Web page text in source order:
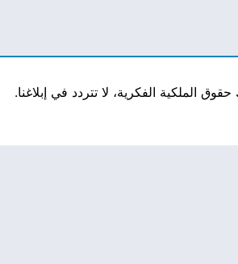
الفكرية، لا تتردد في إبلاغنا.